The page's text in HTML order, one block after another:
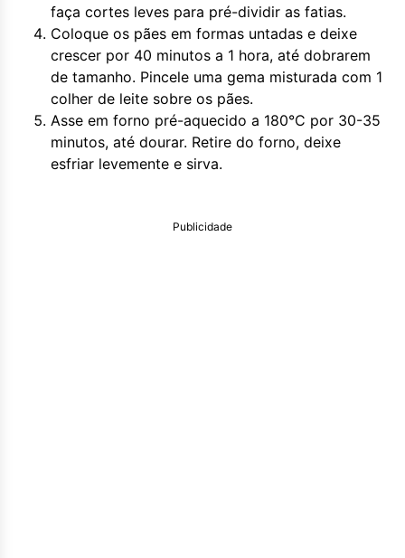
faça cortes leves para pré-dividir as fatias.
Coloque os pães em formas untadas e deixe
crescer por 40 minutos a 1 hora, até dobrarem
de tamanho. Pincele uma gema misturada com 1
colher de leite sobre os pães.
Asse em forno pré-aquecido a 180°C por 30-35
minutos, até dourar. Retire do forno, deixe
esfriar levemente e sirva.
Publicidade